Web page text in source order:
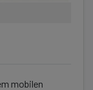
mobilen